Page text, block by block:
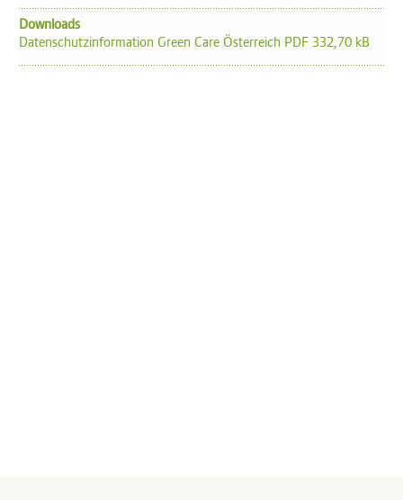
Downloads
Datenschutzinformation Green Care Österreich PDF 332,70 kB